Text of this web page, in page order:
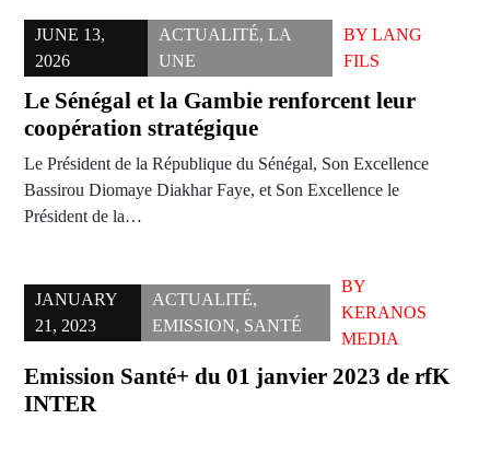
JUNE 13,
2026
ACTUALITÉ,LA
UNE
BYLANG
FILS
Le Sénégal et la Gambie renforcent leur
coopération stratégique
Le Président de la République du Sénégal, Son Excellence
Bassirou Diomaye Diakhar Faye, et Son Excellence le
Président de la…
JANUARY
21, 2023
ACTUALITÉ,
EMISSION, SANTÉ
BY
KERANOS
MEDIA
Emission Santé+ du 01 janvier 2023 de rfK
INTER